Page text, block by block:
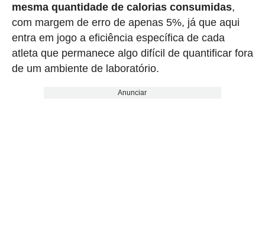
mesma quantidade de calorias consumidas,
com margem de erro de apenas 5%, já que aqui
entra em jogo a eficiência específica de cada
atleta que permanece algo difícil de quantificar fora
de um ambiente de laboratório.
Anunciar